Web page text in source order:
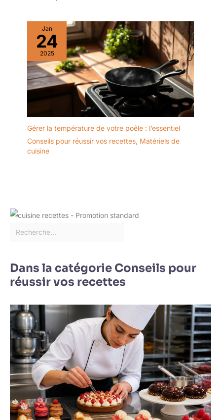
Jan
24
2025
Gérer la température de votre poêle : l’essentiel
Conseils pour réussir vos recettes, Matériels de
cuisine
Dans la catégorie Conseils pour
réussir vos recettes